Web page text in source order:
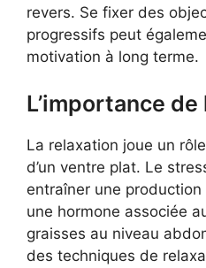
revers. Se fixer des
progressifs peut
motivation à long terme.
L’importance
La relaxation joue un
d’un ventre plat. Le
entraîner une
une hormone associée
graisses au niveau
des techniques de